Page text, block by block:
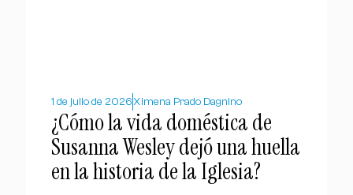
1 de julio de 2026 Ximena Prado Dagnino
¿Cómo la vida doméstica de
Susanna Wesley dejó una huella
en la historia de la Iglesia?